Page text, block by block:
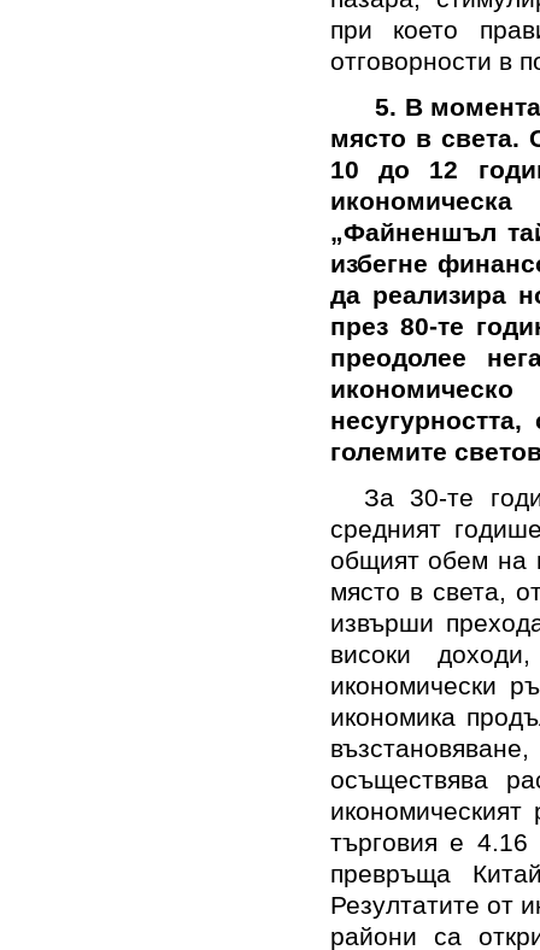
при което
отговорности в
5. В
място в света.
10 до 12
„Файненшъл
избегне
да реализира
през 80-те
преодолее
големите
За 30-те
средният
общият обем на
място в света,
извърши
високи
икономически
икономика
осъществява
търговия е
превръща
Резултатите от
райони са